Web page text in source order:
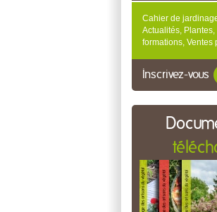
Cahier de
Actualités,
formations, Ventes
Inscrivez-vous